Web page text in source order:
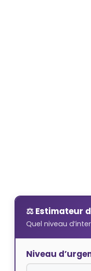
⚖️ Estimateur
Quel niveau
Niveau